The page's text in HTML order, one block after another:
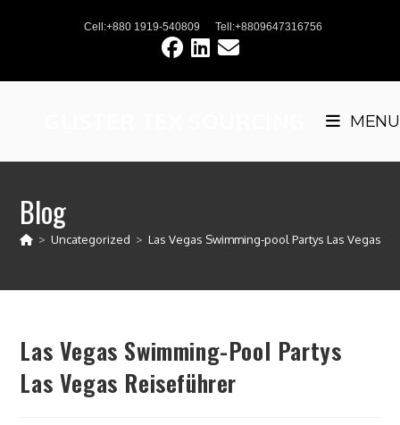
Cell:+880 1919-540809 Tell:+8809647316756
MENU
Blog
> Uncategorized > Las Vegas Swimming-pool Partys Las Vegas
Las Vegas Swimming-Pool Partys
Las Vegas Reiseführer